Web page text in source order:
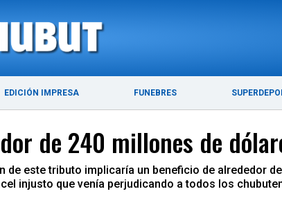
EDICIÓN IMPRESA FUNEBRES
NOTICIAS PUERTO MADRYN
de 240 millones de
este tributo implicaría un beneficio de alrededor
injusto que venía perjudicando a todos los